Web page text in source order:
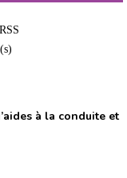
à la conduite et